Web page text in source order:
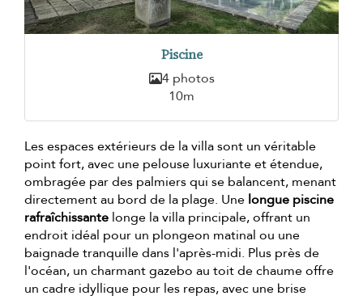
Piscine
4 photos
10m
Les espaces extérieurs de la villa sont un véritable
point fort, avec une pelouse luxuriante et étendue,
ombragée par des palmiers qui se balancent, menant
directement au bord de la plage. Une longue piscine
rafraîchissante longe la villa principale, offrant un
endroit idéal pour un plongeon matinal ou une
baignade tranquille dans l'après-midi. Plus près de
l'océan, un charmant gazebo au toit de chaume offre
un cadre idyllique pour les repas, avec une brise